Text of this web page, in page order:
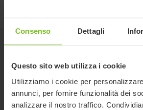
Consenso Dettagli
Questo sito web utilizza i cookie
Utilizziamo i cookie per
annunci, per fornire funzionalità dei
analizzare il nostro traffico.
Prodotti correlati